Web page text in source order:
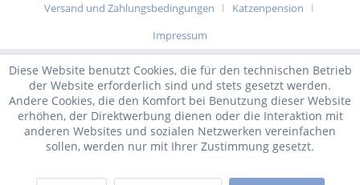
Versand und Zahlungsbedingungen
Katzenpension
Impressum
Diese Website benutzt Cookies, die für den technischen Betrieb
der Website erforderlich sind und stets gesetzt werden.
Andere Cookies, die den Komfort bei Benutzung dieser Website
erhöhen, der Direktwerbung dienen oder die Interaktion mit
anderen Websites und sozialen Netzwerken vereinfachen
sollen, werden nur mit Ihrer Zustimmung gesetzt.